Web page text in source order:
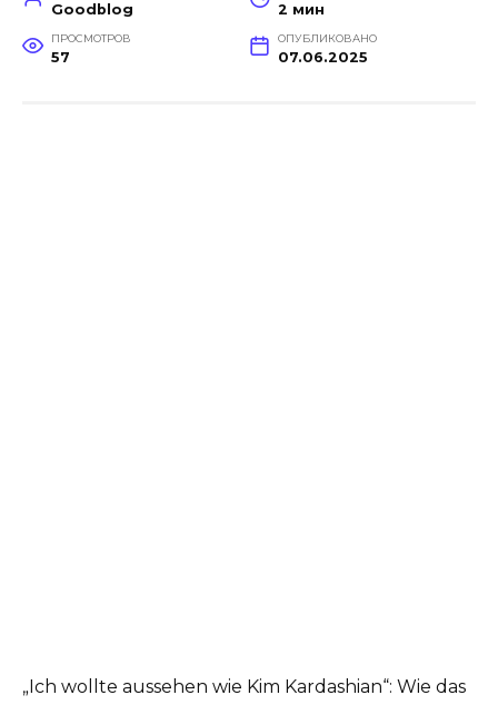
Goodblog 2 мин
ПРОСМОТРОВ
57
ОПУБЛИКОВАНО
07.06.2025
„Ich wollte aussehen wie Kim Kardashian“: Wie das